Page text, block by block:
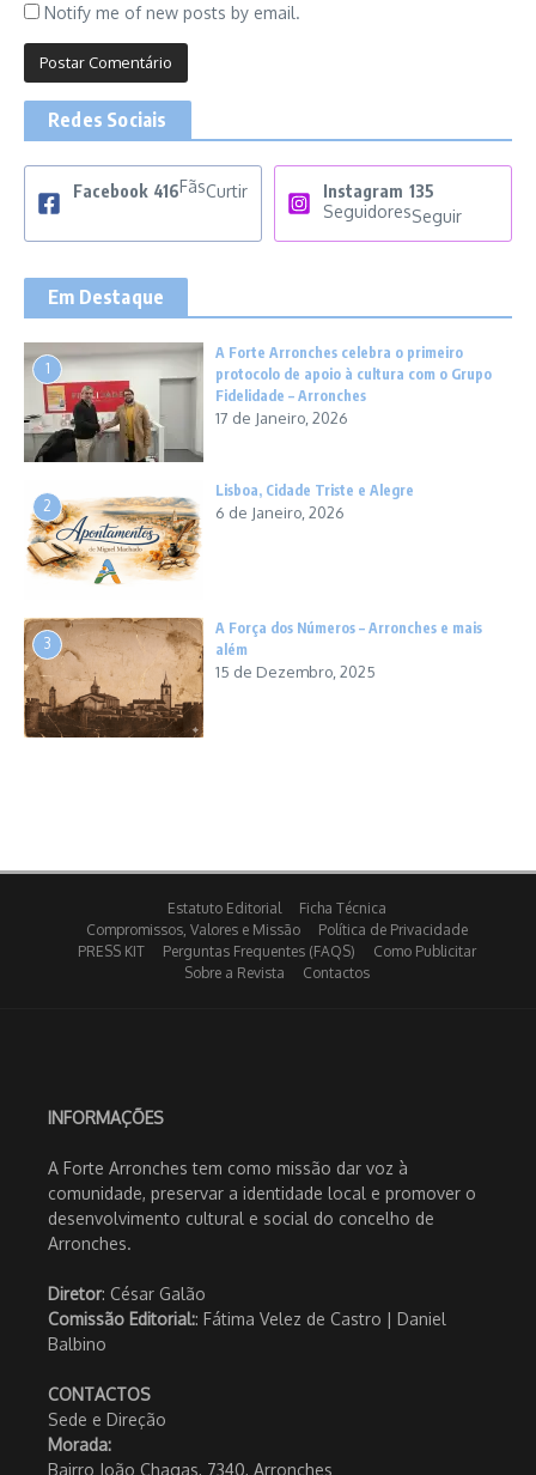
Notify me of new posts by email.
Redes Sociais
Facebook 416FãsCurtir Instagram 135
SeguidoresSeguir
Em Destaque
1
A Forte Arronches celebra o primeiro
protocolo de apoio à cultura com o Grupo
Fidelidade – Arronches
17 de Janeiro, 2026
2
Lisboa, Cidade Triste e Alegre
6 de Janeiro, 2026
3
A Força dos Números – Arronches e mais
além
15 de Dezembro, 2025
Estatuto Editorial
Ficha Técnica
Compromissos, Valores e Missão
Política de Privacidade
PRESS KIT
Perguntas Frequentes (FAQS)
Como Publicitar
Sobre a Revista
Contactos
INFORMAÇÕES
A Forte Arronches tem como missão dar voz à
comunidade, preservar a identidade local e promover o
desenvolvimento cultural e social do concelho de
Arronches.
Diretor: César Galão
Comissão Editorial:: Fátima Velez de Castro | Daniel
Balbino
CONTACTOS
Sede e Direção
Morada:
Bairro João Chagas, 7340, Arronches